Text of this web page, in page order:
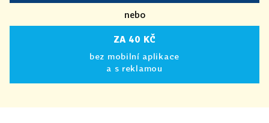
nebo
ZA 40 KČ
bez mobilní aplikace
a s reklamou